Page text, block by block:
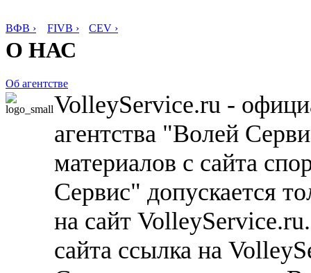
ВФВ › FIVB › CEV ›
О НАС
Об агентстве
VolleyService.ru -
агентства "Волей
материалов с сайта
Сервис" допускается
на сайт
сайта ссылка на